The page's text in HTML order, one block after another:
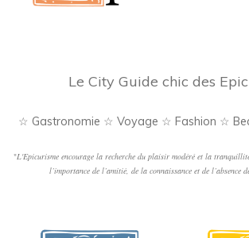
Le City Guide chic des
☆ Gastronomie ☆ Voyage ☆ Fashion ☆
"L'Epicurisme encourage la recherche du plaisir modéré et la
l’importance de l’amitié, de la connaissance et de l’absence